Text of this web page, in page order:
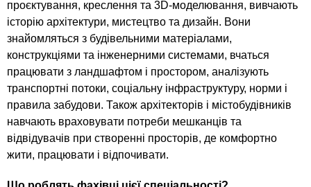
s
.
i
n
а
к
л
а
д
і
в
За кордоном
проєктування, креслення та 3D-моделювання, вивчають
історію архітектури, мистецтво та дизайн. Вони
знайомляться з будівельними матеріалами,
конструкціями та інженерними системами, вчаться
працювати з ландшафтом і простором, аналізують
транспортні потоки, соціальну інфраструктуру, норми і
правила забудови. Також архітекторів і містобудівників
навчають враховувати потреби мешканців та
відвідувачів при створенні просторів, де комфортно
жити, працювати і відпочивати.